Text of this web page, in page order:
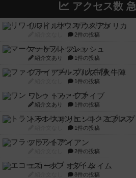
アクセス数
リワイルド：サウスアメリカ
2件の投稿
マーケットフレッシュ
紹介文あり 1件の投稿
ファイアー・ブルズ / 火牛陣
1件の投稿
ワン・トゥ・ファイブ
紹介文あり 1件の投稿
トランスオリエント・エクスプ
1件の投稿
フラットアイアン
2件の投稿
エコーズ・オブ・タイム
8件の投稿